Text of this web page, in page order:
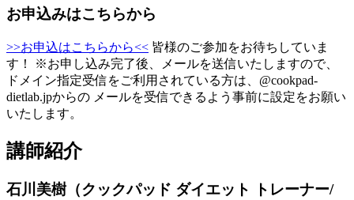
お申込みはこちらから
>>お申込はこちらから<< 皆様のご参加をお待ちしていま
す！ ※お申し込み完了後、メールを送信いたしますので、
ドメイン指定受信をご利用されている方は、@cookpad-
dietlab.jpからの メールを受信できるよう事前に設定をお願い
いたします。
講師紹介
石川美樹（クックパッド ダイエット トレーナー/